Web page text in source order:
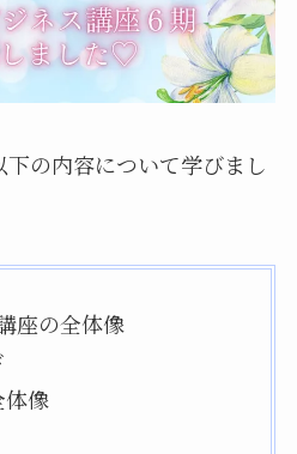
の内容について学びまし
座の全体像
体像